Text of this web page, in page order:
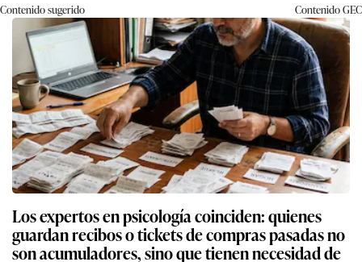
Contenido sugerido ContenidoGEC
Los expertos en psicología coinciden: quienes
guardan recibos o tickets de compras pasadas no
son acumuladores, sino que tienen necesidad de